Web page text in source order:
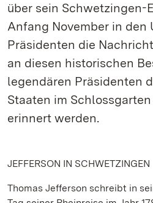
über sein Schwetzingen-
Anfang November in den
Präsidenten die
an diesen historischen
legendären Präsidenten
Staaten im
erinnert werden.
JEFFERSON IN SCHWETZINGEN
Thomas Jefferson schreibt in